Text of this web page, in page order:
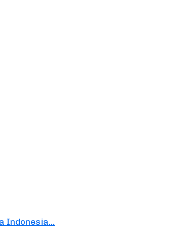
Indonesia...